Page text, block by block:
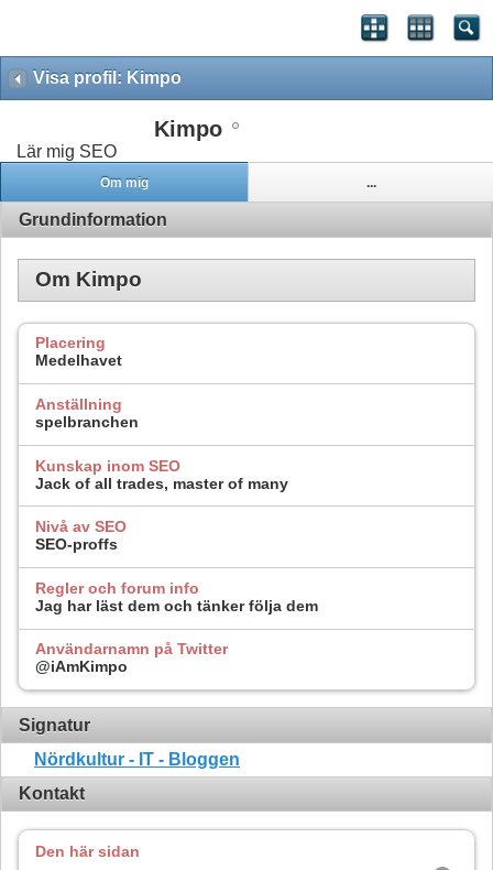
Visa profil: Kimpo
Kimpo
Lär mig SEO
Om mig ...
Grundinformation
Om Kimpo
Placering
Medelhavet
Anställning
spelbranchen
Kunskap inom SEO
Jack of all trades, master of many
Nivå av SEO
SEO-proffs
Regler och forum info
Jag har läst dem och tänker följa dem
Användarnamn på Twitter
@iAmKimpo
Signatur
Nördkultur - IT - Bloggen
Kontakt
Den här sidan